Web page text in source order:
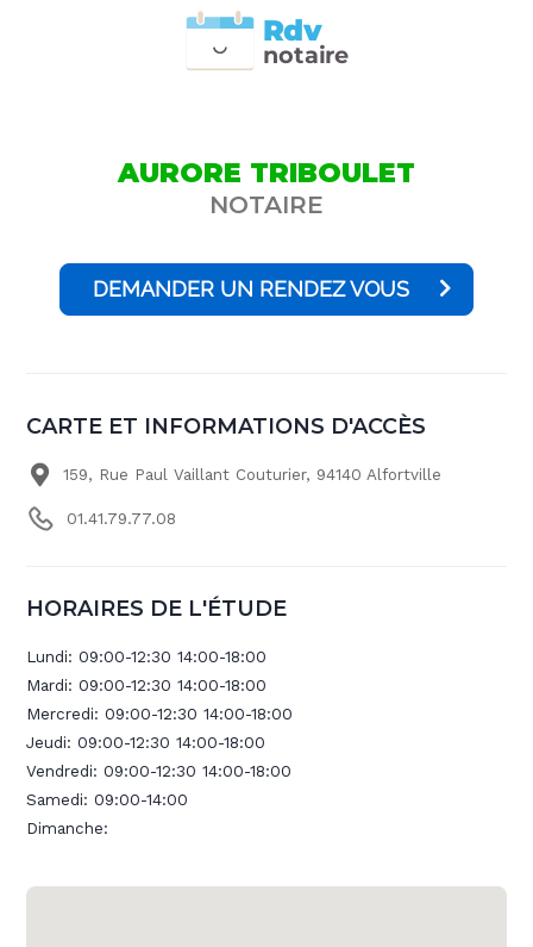
notaire
Rdv
AURORE TRIBOULET
NOTAIRE
DEMANDER UN RENDEZ VOUS
CARTE ET INFORMATIONS D'ACCÈS
159, Rue Paul Vaillant Couturier, 94140 Alfortville
01.41.79.77.08
HORAIRES DE L'ÉTUDE
Lundi:09:00-12:30 14:00-18:00
Mardi:09:00-12:30 14:00-18:00
Mercredi:09:00-12:30 14:00-18:00
Jeudi:09:00-12:30 14:00-18:00
Vendredi:09:00-12:30 14:00-18:00
Samedi:09:00-14:00
Dimanche: